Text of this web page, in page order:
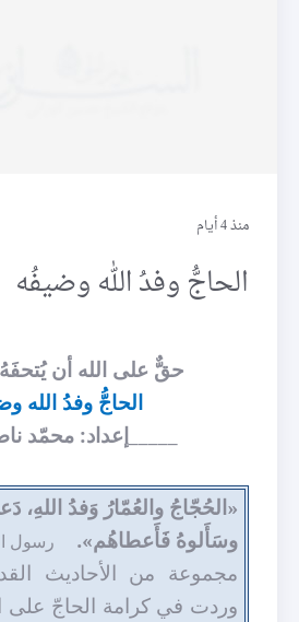
منذ 4 أيام
الحاجُّ وفدُ الله وضيفُه
حقٌّ على الله أن يُتحفَهُ
الحاجُّ وفدُ الله
_____إعداد: محمّد
«الحُجّاجُ والعُمّارُ وَفدُ اللهِ،
وسَأَلوهُ فَأَعطاهُم».
رسول
مجموعة من الأحاديث
وردت في كرامة الحاجّ على